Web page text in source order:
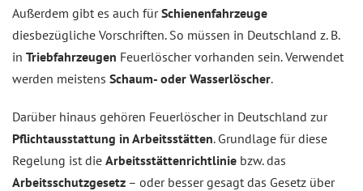
Außerdem gibt es auch fürSchienenfahrzeuge
diesbezügliche Vorschriften. So müssen in Deutschland z. B.
in Triebfahrzeugen Feuerlöscher vorhanden sein. Verwendet
werden meistens Schaum- oder Wasserlöscher.
Darüber hinaus gehören Feuerlöscher in Deutschland zur
Pflichtausstattung in Arbeitsstätten. Grundlage für diese
Regelung ist die Arbeitsstättenrichtlinie bzw. das
Arbeitsschutzgesetz – oder besser gesagt das Gesetz über